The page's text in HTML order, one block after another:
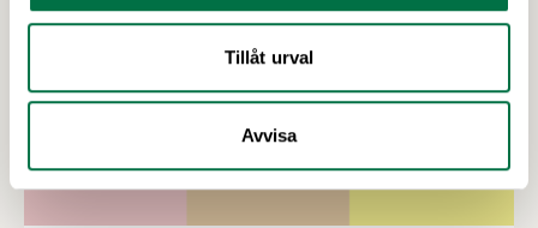
Tillåt urval
Avvisa
Livsmedelsdagen som i år kommer …